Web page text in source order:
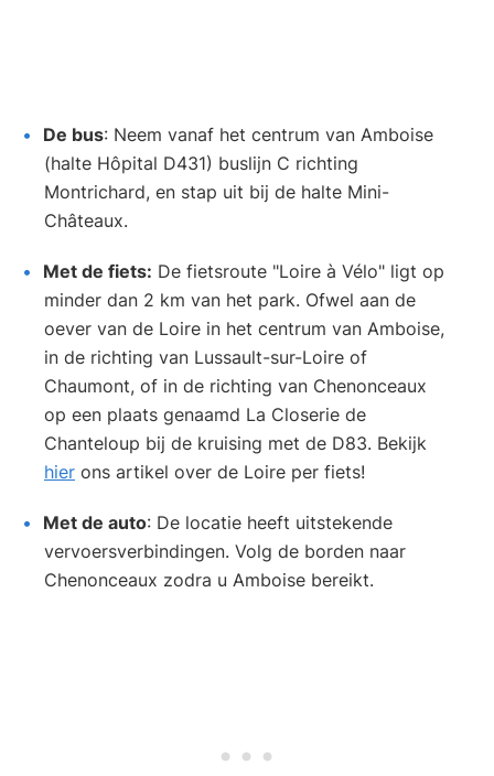
De bus: Neem vanaf het centrum van Amboise
(halte Hôpital D431) buslijn C richting
Montrichard, en stap uit bij de halte Mini-
Châteaux.
Met de fiets: De fietsroute "Loire à Vélo" ligt op
minder dan 2 km van het park. Ofwel aan de
oever van de Loire in het centrum van Amboise,
in de richting van Lussault-sur-Loire of
Chaumont, of in de richting van Chenonceaux
op een plaats genaamd La Closerie de
Chanteloup bij de kruising met de D83. Bekijk
hier ons artikel over de Loire per fiets!
Met de auto: De locatie heeft uitstekende
vervoersverbindingen. Volg de borden naar
Chenonceaux zodra u Amboise bereikt.